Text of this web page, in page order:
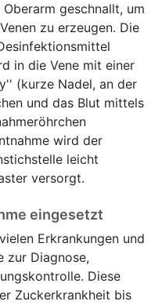
geschnallt, um
zu erzeugen. Die
in die Vene mit einer
(kurze Nadel, an der
und das Blut mittels
wird der
leicht
versorgt.
eingesetzt
Erkrankungen und
zur Diagnose,
Diese
Zuckerkrankheit bis